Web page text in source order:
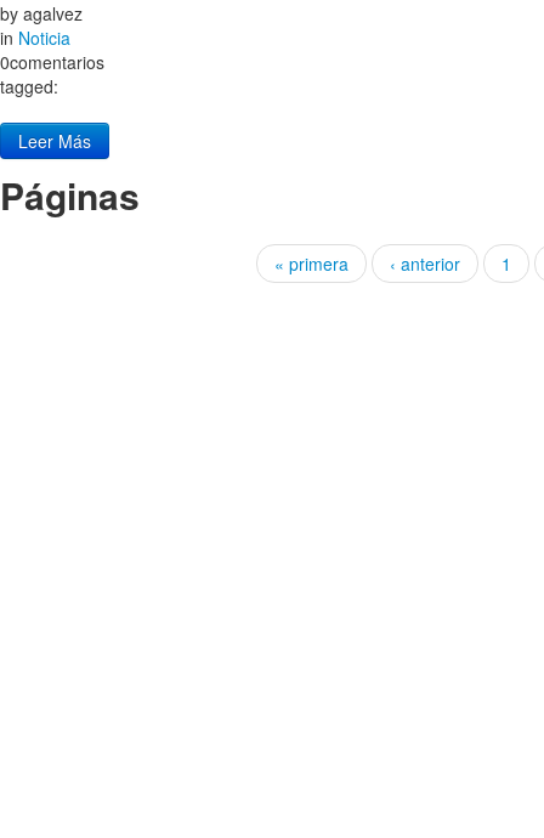
by agalvez
in Noticia
0comentarios
tagged:
Leer Más
Páginas
« primera ‹ anterior 1